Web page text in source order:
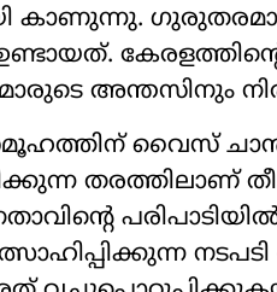
കാണുന്നു.
കേരളത്തിൻ്റെ
അന്തസിനും
വൈസ്
തരത്തിലാണ്